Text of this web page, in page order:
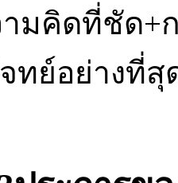
ามคิดที่ชัด+
ทย์อย่างที่สุ